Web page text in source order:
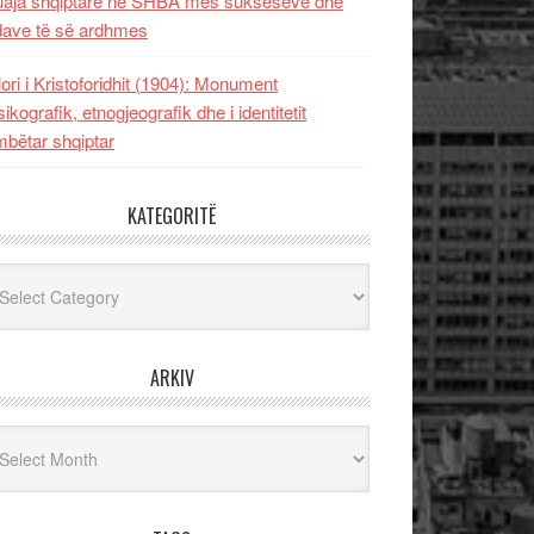
të së ardhmes
i Kristoforidhit (1904): Monument
etnogjeografik dhe i identitetit
shqiptar
KATEGORITË
ARKIV